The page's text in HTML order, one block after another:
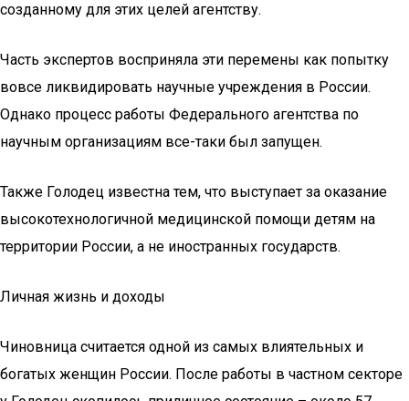
созданному для этих целей агентству.
Часть экспертов восприняла эти перемены как попытку
вовсе ликвидировать научные учреждения в России.
Однако процесс работы Федерального агентства по
научным организациям все-таки был запущен.
Также Голодец известна тем, что выступает за оказание
высокотехнологичной медицинской помощи детям на
территории России, а не иностранных государств.
Личная жизнь и доходы
Чиновница считается одной из самых влиятельных и
богатых женщин России. После работы в частном секторе